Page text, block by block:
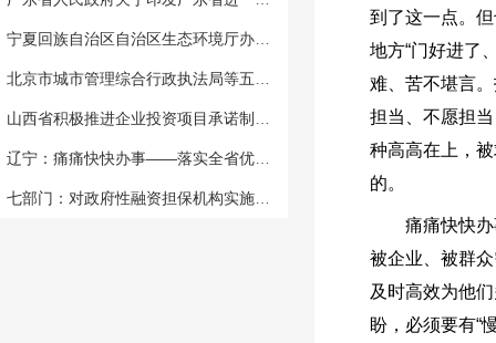
到了这一点。
地方“门好进了
难、苦不堪言
担当、不愿担
种高高在上，
的。
痛痛快快办事
被企业、被群
及时高效为他
盼，必须要有“